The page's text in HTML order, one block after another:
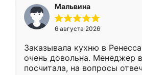
Мальвина
6 августа 2026
Заказывала кухню в
очень довольна. Менеджер
посчитала, на вопросы